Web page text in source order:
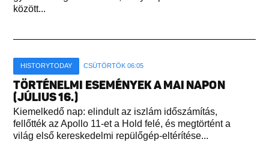
között...
HISTORYTODAY CSÜTÖRTÖK 06:05
TÖRTÉNELMI ESEMÉNYEK A MAI NAPON
(JÚLIUS 16.)
Kiemelkedő nap: elindult az iszlám időszámítás,
fellőtték az Apollo 11-et a Hold felé, és megtörtént a
világ első kereskedelmi repülőgép-eltérítése...